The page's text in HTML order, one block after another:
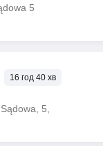
5
16 год40 хв
5,